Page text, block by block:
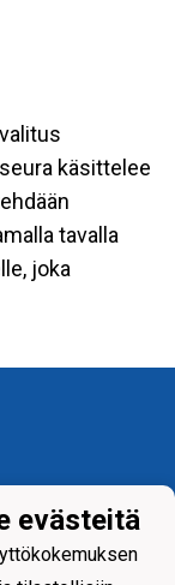
käsittelee
tavalla
joka
evästeitä